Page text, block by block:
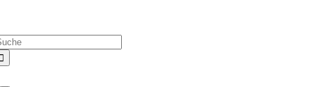
springen